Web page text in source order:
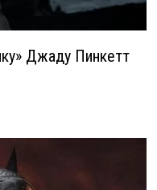
Джаду Пинкетт